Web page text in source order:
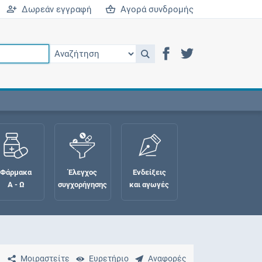
Δωρεάν εγγραφή Αγορά συνδρομής
Φάρμακα
Α - Ω
Έλεγχος
συγχορήγησης
Ενδείξεις
και αγωγές
Μοιραστείτε Ευρετήριο Αναφορές